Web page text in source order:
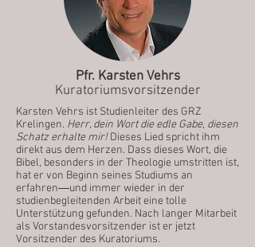
Pfr. Karsten Vehrs
Kuratoriumsvorsitzender
Karsten Vehrs ist Studienleiter des GRZ
Krelingen. Herr, dein Wort die edle Gabe, diesen
Schatz erhalte mir!Dieses Lied spricht ihm
direkt aus dem Herzen. Dass dieses Wort, die
Bibel, besonders in der Theologie umstritten ist,
hat er von Beginn seines Studiums an
erfahren―und immer wieder in der
studienbegleitenden Arbeit eine tolle
Unterstützung gefunden. Nach langer Mitarbeit
als Vorstandesvorsitzender ist er jetzt
Vorsitzender des Kuratoriums.